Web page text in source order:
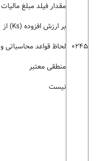
0245
مقدار فیلد مبلغ مالیات
بر ارزش افزوده (Ks) از
لحاظ قواعد محاسباتی و
منطقی معتبر
نیست